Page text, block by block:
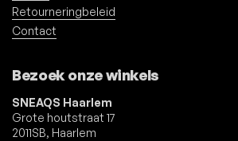
Retourneringbeleid
Contact
Bezoek onze winkels
SNEAQS Haarlem
Grote houtstraat 17
2011SB, Haarlem